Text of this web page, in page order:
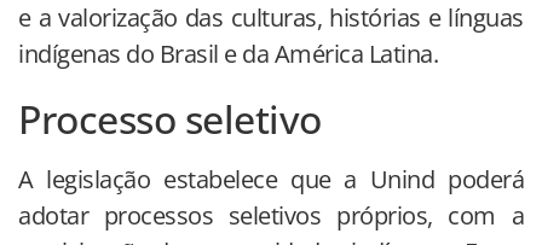
e a valorização das culturas, histórias e línguas
indígenas do Brasil e da América Latina.
Processo seletivo
A legislação estabelece que a Unind poderá
adotar processos seletivos próprios, com a